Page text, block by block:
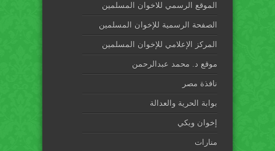
الموقع الرسمي للاخوان المسلمين
الصفحة الرسمية للإخوان المسلمين
المركز الإعلامي للإخوان المسلمين
موقع د. محمد عبدالرحمن
نافذة مصر
بوابة الحرية والعدالة
إخوان ويكي
منارات